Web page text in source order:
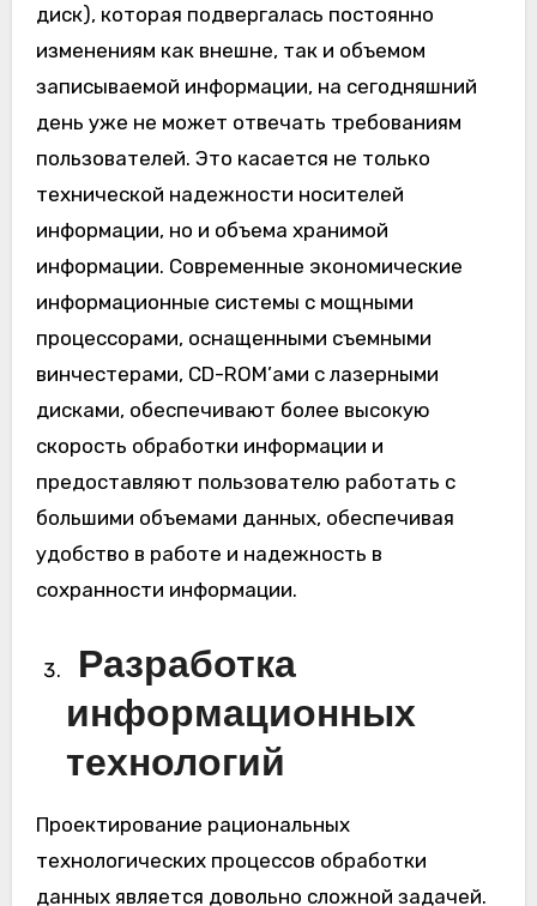
диск), которая подвергалась постоянно
изменениям как внешне, так и объемом
записываемой информации, на сегодняшний
день уже не может отвечать требованиям
пользователей. Это касается не только
технической надежности носителей
информации, но и объема хранимой
информации. Современные экономические
информационные системы с мощными
процессорами, оснащенными съемными
винчестерами, CD-ROM’ами с лазерными
дисками, обеспечивают более высокую
скорость обработки информации и
предоставляют пользователю работать с
большими объемами данных, обеспечивая
удобство в работе и надежность в
сохранности информации.
Разработка
информационных
технологий
Проектирование рациональных
технологических процессов обработки
данных является довольно сложной задачей.